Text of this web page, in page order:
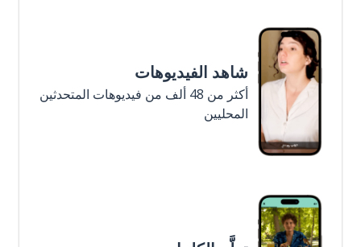
شاهد الفيديوهات
أكثر من 48 ألف من فيديوهات المتحدثين
المحليين